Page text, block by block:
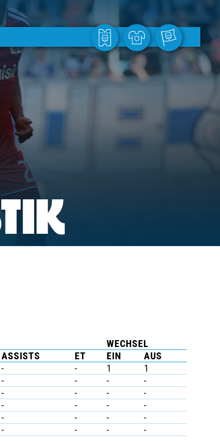
WECHSEL
ASSISTS ET EIN
AUS
- - 1
1
- - -
-
- - -
-
- - -
-
- - -
-
- - -
-